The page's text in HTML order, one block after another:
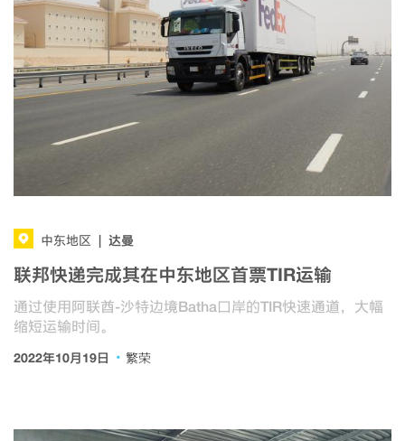
中东地区 达曼
联邦快递完成其在中东地区首票TIR运输
通过使用阿联酋-沙特边境Batha口岸的TIR快速通道，大幅
缩短运输时间。
2022年10月19日 · 繁荣